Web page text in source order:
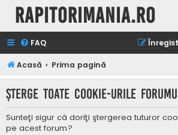
Rapitorimania.ro
FAQ
Acasă Prima pagină
Şterge toate cookie-urile
Sunteţi sigur că doriţi ştergerea tuturor
pe acest forum?